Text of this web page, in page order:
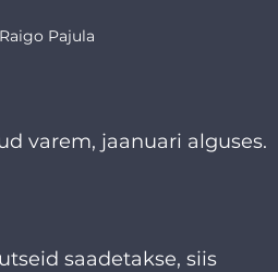
Pajula
varem, jaanuari alguses.
saadetakse, siis